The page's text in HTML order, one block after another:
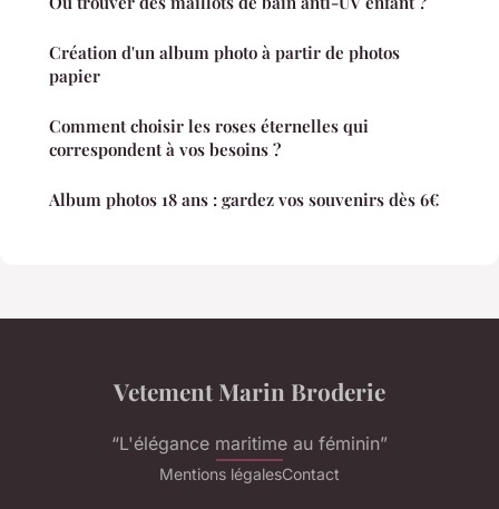
Création d'un album photo à partir de photos
papier
Comment choisir les roses éternelles qui
correspondent à vos besoins ?
Album photos 18 ans : gardez vos souvenirs dès 6€
Vetement Marin Broderie
“L'élégance maritime au féminin”
Mentions légalesContact